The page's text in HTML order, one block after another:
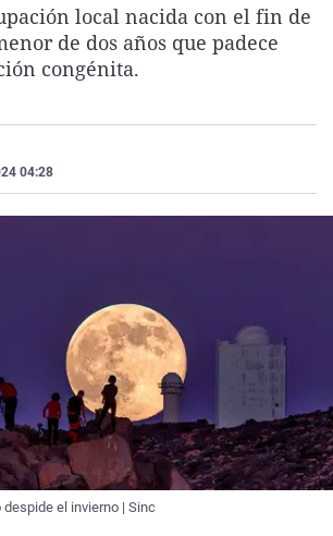
La rosa de los vientos
Gente viajera
Caso
Retornados
Operación Viuda
Extremadura
Galicia
Navarra
Virales
Televisión
local nacida con el fin de
de dos años que padece
congénita.
04:28
el invierno | Sinc